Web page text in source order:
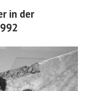
in der